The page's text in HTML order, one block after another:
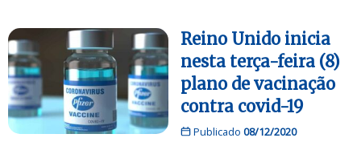
Reino Unido inicia
nesta terça-feira (8)
plano de vacinação
contra covid-19
Publicado 08/12/2020